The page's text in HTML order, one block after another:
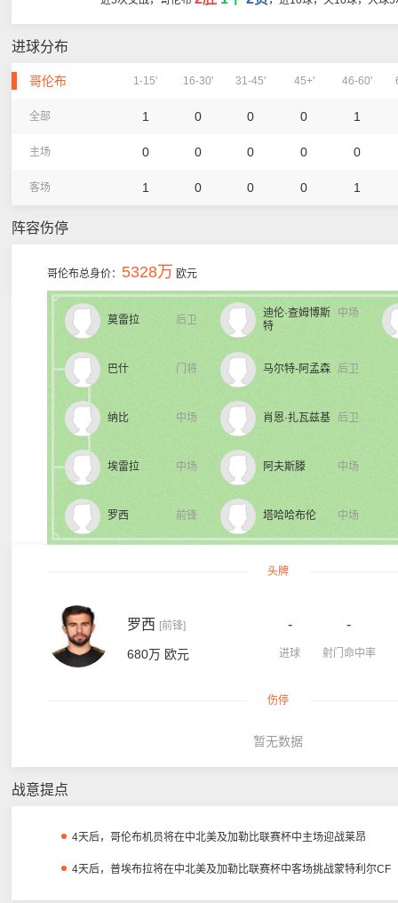
进球分布
哥伦布 1-15' 16-30' 31-45' 45+' 46-60'
全部 1 0 0 0 1
主场 0 0 0 0 0
客场 1 0 0 0 1
阵容伤停
哥伦布总身价： 5328万 欧元
后卫
莫雷拉
门将
巴什
中场
纳比
中场
埃雷拉
前锋
罗西
中场
迪伦·查姆博斯
特
后卫
马尔特-阿孟森
后卫
肖恩·扎瓦兹基
中场
阿夫斯滕
中场
塔哈哈布伦
头牌
罗西 [前锋]
680万 欧元
-
进球
-
射门命中率
伤停
暂无数据
战意提点
4天后，哥伦布机员将在中北美及加勒比联赛杯中主场迎战莱昂
4天后，普埃布拉将在中北美及加勒比联赛杯中客场挑战蒙特利尔CF